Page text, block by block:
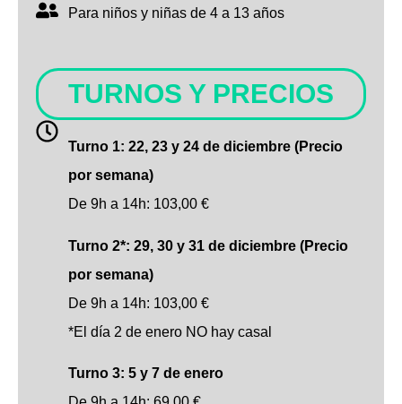
Para niños y niñas de 4 a 13 años
TURNOS Y PRECIOS
Turno 1: 22, 23 y 24 de diciembre (Precio
por semana)
De 9h a 14h: 103,00 €
Turno 2*: 29, 30 y 31 de diciembre (Precio
por semana)
De 9h a 14h: 103,00 €
*El día 2 de enero NO hay casal
Turno 3: 5 y 7 de enero